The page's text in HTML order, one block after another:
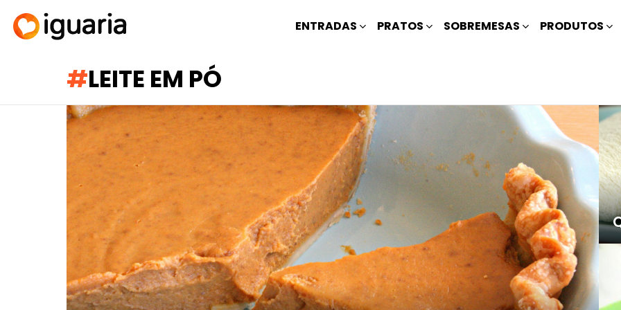
ENTRADAS PRATOS SOBREMESAS PRODUTOS
LEITE EM PÓ
RECOMENDADOS